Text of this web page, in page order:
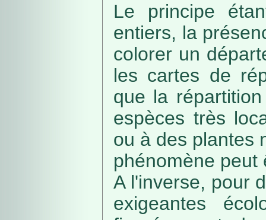
Le principe
entiers, la
colorer un
les cartes de
que la
espèces très
ou à des plantes
phénomène peut
A l'inverse, pour
exigeantes